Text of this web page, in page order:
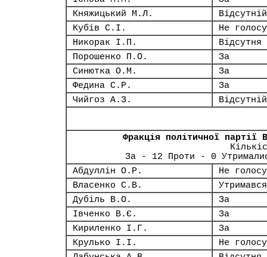
Княжицький М.Л.
Відсутній
Кубів С.І.
Не
Никорак І.П.
Відсутня
Порошенко П.О.
За
Синютка О.М.
За
Федина С.Р.
За
Чийгоз А.З.
Відсутній
Фракція політичної партії
За - 12 Проти - 0
Абдуллін О.Р.
Не
Власенко С.В.
Утримався
Дубіль В.О.
За
Івченко В.Є.
За
Кириленко І.Г.
За
Крулько І.І.
Не